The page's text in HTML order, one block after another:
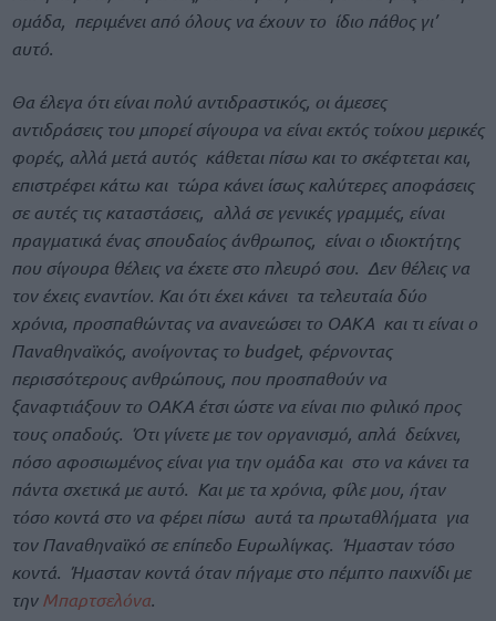
ομάδα, περιμένει από όλους να έχουν το ίδιο πάθος γι’
αυτό.
Θα έλεγα ότι είναι πολύ αντιδραστικός, οι άμεσες
αντιδράσεις του μπορεί σίγουρα να είναι εκτός τοίχου μερικές
φορές, αλλά μετά αυτός κάθεται πίσω και το σκέφτεται και,
επιστρέφει κάτω και τώρα κάνει ίσως καλύτερες αποφάσεις
σε αυτές τις καταστάσεις, αλλά σε γενικές γραμμές, είναι
πραγματικά ένας σπουδαίος άνθρωπος, είναι ο ιδιοκτήτης
που σίγουρα θέλεις να έχετε στο πλευρό σου. Δεν θέλεις να
τον έχεις εναντίον. Και ότι έχει κάνει τα τελευταία δύο
χρόνια, προσπαθώντας να ανανεώσει το ΟΑΚΑ και τι είναι ο
Παναθηναϊκός, ανοίγοντας το budget, φέρνοντας
περισσότερους ανθρώπους, που προσπαθούν να
ξαναφτιάξουν το ΟΑΚΑ έτσι ώστε να είναι πιο φιλικό προς
τους οπαδούς. Ότι γίνετε με τον οργανισμό, απλά δείχνει,
πόσο αφοσιωμένος είναι για την ομάδα και στο να κάνει τα
πάντα σχετικά με αυτό. Και με τα χρόνια, φίλε μου, ήταν
τόσο κοντά στο να φέρει πίσω αυτά τα πρωταθλήματα για
τον Παναθηναϊκό σε επίπεδο Ευρωλίγκας. Ήμασταν τόσο
κοντά. Ήμασταν κοντά όταν πήγαμε στο πέμπτο παιχνίδι με
τηνΜπαρτσελόνα.